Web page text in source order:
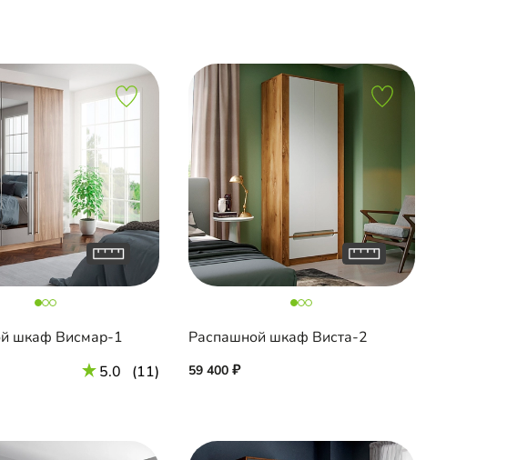
шкаф Висмар-1
5.0 (11)
Распашной шкаф Виста-2
59 400